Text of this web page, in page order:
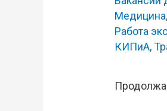
Медицина,
Работа
КИПиА,